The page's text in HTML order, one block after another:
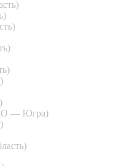
— Югра)